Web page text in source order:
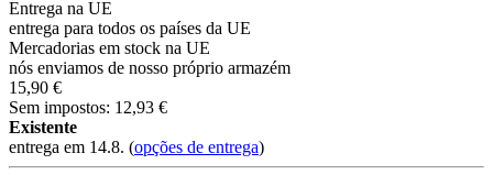
Entrega na UE
entrega para todos os países da UE
Mercadorias em stock na UE
nós enviamos de nosso próprio armazém
15,90 €
Sem impostos: 12,93 €
Existente
entrega em 14.8. (opções de entrega)